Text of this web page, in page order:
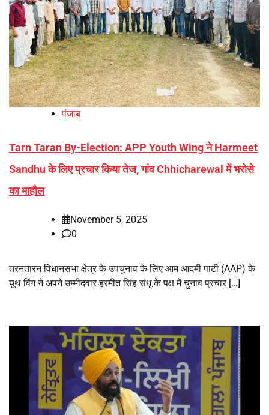
पंजाब
Tarn Taran By-Election: APP Youth Wing ने Harmeet
Sandhu के लिए प्रचार किया तेज, गांव Chhicharewal में भरोसे
का माहौल
November 5, 2025
0
तरनतारन विधानसभा क्षेत्र के उपचुनाव के लिए आम आदमी पार्टी (AAP) के
यूथ विंग ने अपने उम्मीदवार हरमीत सिंह संधू के पक्ष में चुनाव प्रचार […]